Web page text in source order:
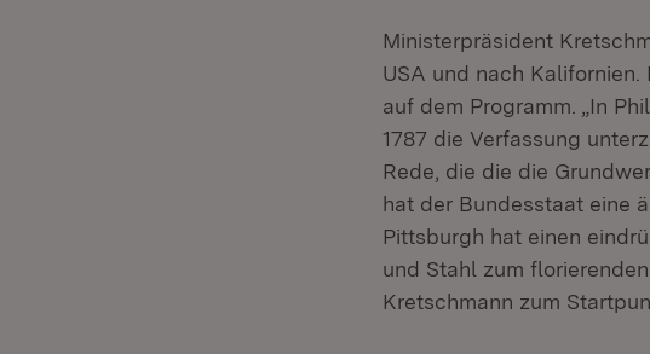
Ministerpräsident
USA und nach
auf dem Programm. „In
1787 die Verfassung
Rede, die die die
hat der Bundesstaat eine
Pittsburgh hat einen
und Stahl zum
Kretschmann zum